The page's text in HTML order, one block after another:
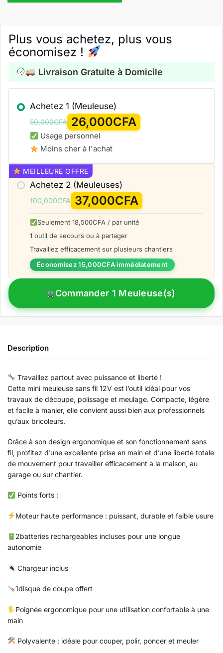
Plus vous achetez, plus vous
économisez !
Livraison Gratuite à Domicile
Achetez 1 (Meuleuse)
50,000CFA 26,000CFA
Usage personnel
Moins cher à l'achat
MEILLEURE OFFRE
Achetez 2 (Meuleuses)
100,000CFA 37,000CFA
Seulement 18,500CFA / par unité
1 outil de secours ou à partager
Travaillez efficacement sur plusieurs chantiers
Économisez 15,000CFA immédiatement
Commander 1 Meuleuse(s)
Description
Travaillez partout avec puissance et liberté !
Cette mini meuleuse sans fil 12V est l’outil idéal pour vos
travaux de découpe, polissage et meulage. Compacte, légère
et facile à manier, elle convient aussi bien aux professionnels
qu’aux bricoleurs.
Grâce à son design ergonomique et son fonctionnement sans
fil, profitez d’une excellente prise en main et d’une liberté totale
de mouvement pour travailler efficacement à la maison, au
garage ou sur chantier.
Points forts :
Moteur haute performance : puissant, durable et faible usure
2batteries rechargeables incluses pour une longue
autonomie
Chargeur inclus
1disque de coupe offert
Poignée ergonomique pour une utilisation confortable à une
main
Polyvalente : idéale pour couper, polir, poncer et meuler